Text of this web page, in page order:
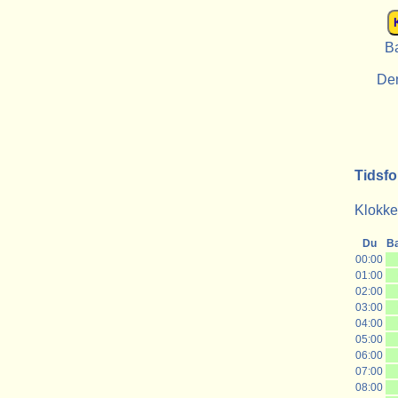
Du
00:00
01:00
02:00
03:00
04:00
05:00
06:00
07:00
08:00